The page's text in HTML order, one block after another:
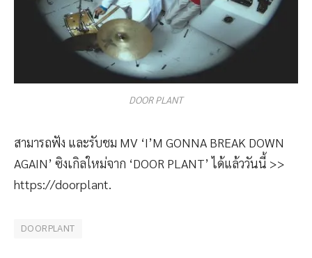
DOOR PLANT
สามารถฟัง และรับชม MV ‘I’M GONNA BREAK DOWN
AGAIN’ ซิงเกิลใหม่จาก ‘DOOR PLANT’ ได้แล้ววันนี้ >>
https://doorplant.
DOORPLANT